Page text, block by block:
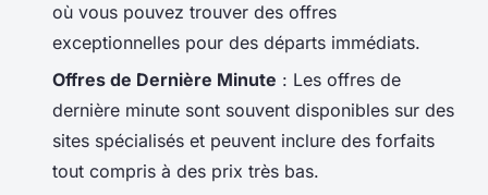
où vous pouvez trouver des offres
exceptionnelles pour des départs immédiats.
Offres de Dernière Minute : Les offres de
dernière minute sont souvent disponibles sur des
sites spécialisés et peuvent inclure des forfaits
tout compris à des prix très bas.